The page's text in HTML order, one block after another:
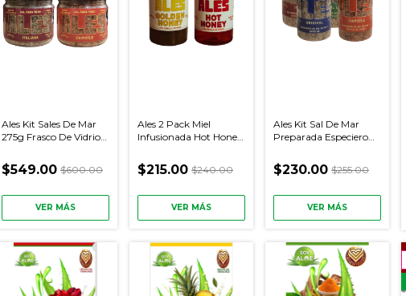
Ales Kit Sales De Mar
275g Frasco De Vidrio
$549.00 $600.00
VER MÁS
Ales 2 Pack Miel
Infusionada Hot Honey
$215.00 $240.00
VER MÁS
Ales Kit Sal De Mar
Preparada Especiero
$230.00 $255.00
VER MÁS